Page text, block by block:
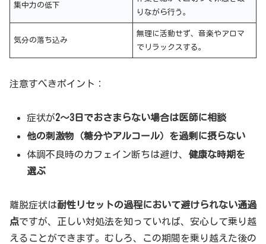
集中力の低下
りながら行う。
気分の落ち込み
無理に活動せず、音楽やアロマ
でリラックスする。
注意すべきポイント：
症状が2〜3日でおさまらない場合は医師に相談
他の刺激物（糖分やアルコール）を過剰に摂らない
体調不良時のカフェイン断ちは避け、 健康な時期を
選ぶ
離脱症状は耐性リセットの過程において避けられない通過
点ですが、正しい対処法を知っていれば、安心して乗り越
えることができます。むしろ、この期間を乗り越えた後の